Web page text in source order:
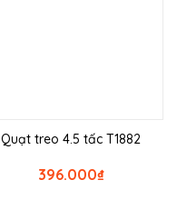
Quạt treo 4.5 tấc T1882
₫
396.000